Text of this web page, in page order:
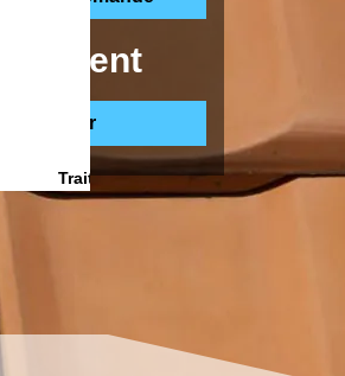
Traitement anti Humidite 83 Var